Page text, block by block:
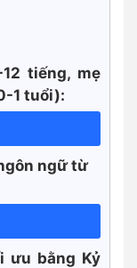
tiếng, mẹ
1 tuổi):
ngữ từ
ưu bằng Kỷ